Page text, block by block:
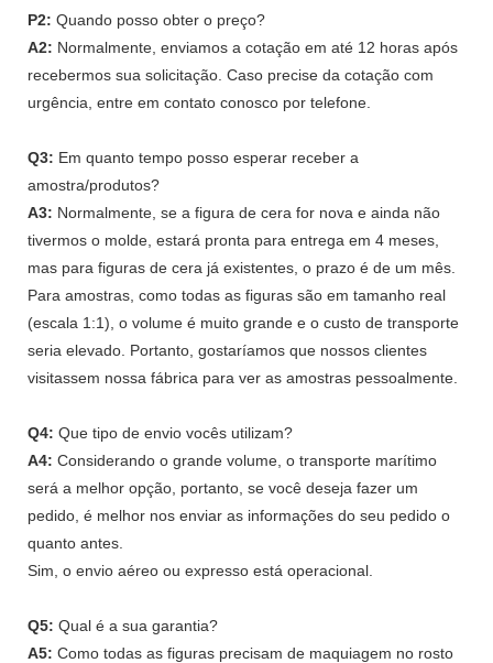
P2: Quando posso obter o preço?
A2: Normalmente, enviamos a cotação em até 12 horas após
recebermos sua solicitação. Caso precise da cotação com
urgência, entre em contato conosco por telefone.
Q3: Em quanto tempo posso esperar receber a
amostra/produtos?
A3: Normalmente, se a figura de cera for nova e ainda não
tivermos o molde, estará pronta para entrega em 4 meses,
mas para figuras de cera já existentes, o prazo é de um mês.
Para amostras, como todas as figuras são em tamanho real
(escala 1:1), o volume é muito grande e o custo de transporte
seria elevado. Portanto, gostaríamos que nossos clientes
visitassem nossa fábrica para ver as amostras pessoalmente.
Q4: Que tipo de envio vocês utilizam?
A4: Considerando o grande volume, o transporte marítimo
será a melhor opção, portanto, se você deseja fazer um
pedido, é melhor nos enviar as informações do seu pedido o
quanto antes.
Sim, o envio aéreo ou expresso está operacional.
Q5: Qual é a sua garantia?
A5: Como todas as figuras precisam de maquiagem no rosto